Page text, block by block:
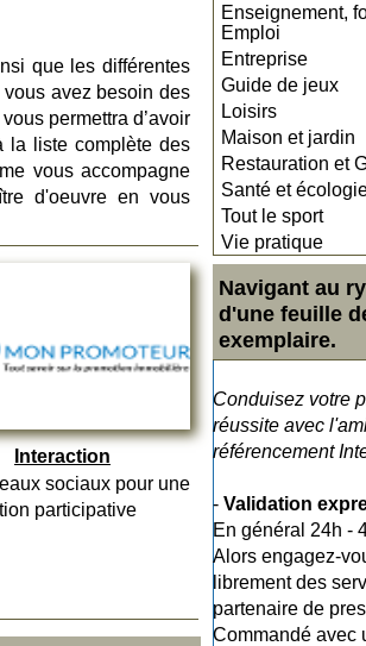
Enseignement,
Emploi
Entreprise
Guide de jeux
Loisirs
Maison et jardin
Restauration et
Santé et
Tout le sport
Vie pratique
Navigant au
d'une feuille
exemplaire.
Conduisez votre
réussite avec
référencement
- Validation
En général 24h -
Alors engagez-
librement des
partenaire de
Commandé avec
que les différentes
avez besoin des
permettra d’avoir
la liste complète des
vous accompagne
d'oeuvre en vous
Interaction
sociaux pour une
participative